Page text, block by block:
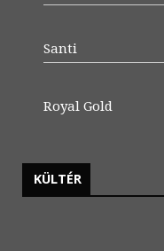
Santi
Royal Gold
KÜLTÉR